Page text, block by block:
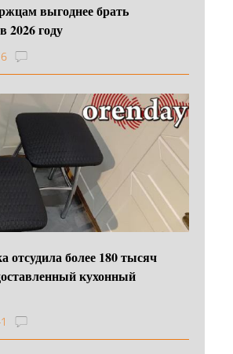
выгоднее брать
2026 году
отсудила более 180 тысяч
кухонный